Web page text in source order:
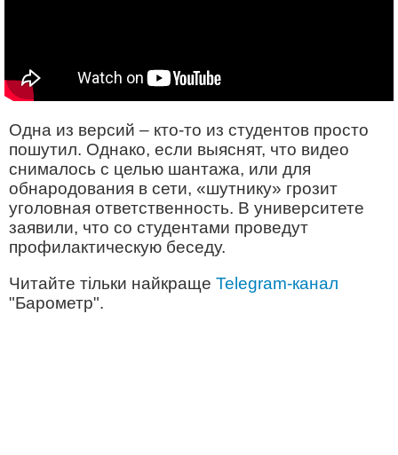
Одна из версий – кто-то из студентов просто
пошутил. Однако, если выяснят, что видео
снималось с целью шантажа, или для
обнародования в сети, «шутнику» грозит
уголовная ответственность. В университете
заявили, что со студентами проведут
профилактическую беседу.
Читайте тільки найкраще Telegram-канал
"Барометр".